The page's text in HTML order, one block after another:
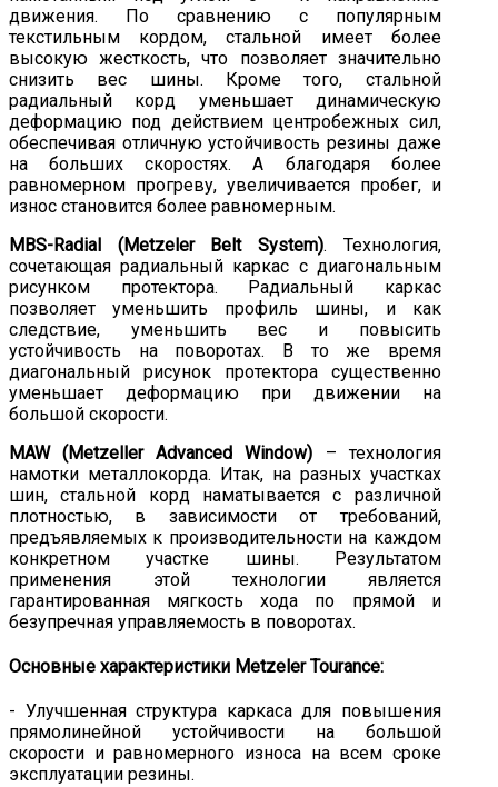
движения. По сравнению с популярным
текстильным кордом, стальной имеет более
высокую жесткость, что позволяет значительно
снизить вес шины. Кроме того, стальной
радиальный корд уменьшает динамическую
деформацию под действием центробежных сил,
обеспечивая отличную устойчивость резины даже
на больших скоростях. А благодаря более
равномерном прогреву, увеличивается пробег, и
износ становится более равномерным.
MBS-Radial (Metzeler Belt System). Технология,
сочетающая радиальный каркас с диагональным
рисунком протектора. Радиальный каркас
позволяет уменьшить профиль шины, и как
следствие, уменьшить вес и повысить
устойчивость на поворотах. В то же время
диагональный рисунок протектора существенно
уменьшает деформацию при движении на
большой скорости.
MAW (Metzeller Advanced Window) – технология
намотки металлокорда. Итак, на разных участках
шин, стальной корд наматывается с различной
плотностью, в зависимости от требований,
предъявляемых к производительности на каждом
конкретном участке шины. Результатом
применения этой технологии является
гарантированная мягкость хода по прямой и
безупречная управляемость в поворотах.
Основные характеристики Metzeler Tourance:
- Улучшенная структура каркаса для повышения
прямолинейной устойчивости на большой
скорости и равномерного износа на всем сроке
эксплуатации резины.